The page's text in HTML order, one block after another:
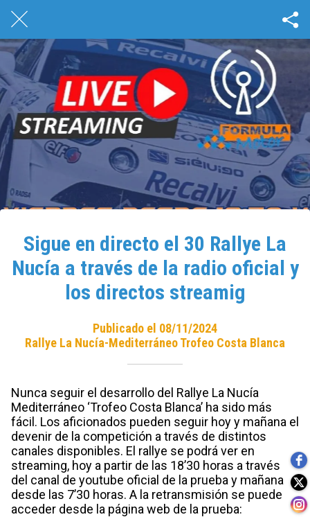
Sigue en directo el 30 Rallye La
Nucía a través de la radio oficial y
los directos streamig
Publicado el 08/11/2024
Rallye La Nucía-Mediterráneo Trofeo Costa Blanca
Nunca seguir el desarrollo del Rallye La Nucía
Mediterráneo ‘Trofeo Costa Blanca’ ha sido más
fácil. Los aficionados pueden seguir hoy y mañana el
devenir de la competición a través de distintos
canales disponibles. El rallye se podrá ver en
streaming, hoy a partir de las 18’30 horas a través
del canal de youtube oficial de la prueba y mañana
desde las 7’30 horas. A la retransmisión se puede
acceder desde la página web de la prueba: